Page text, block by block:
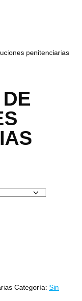
penitenciarias
Categoría: Sin